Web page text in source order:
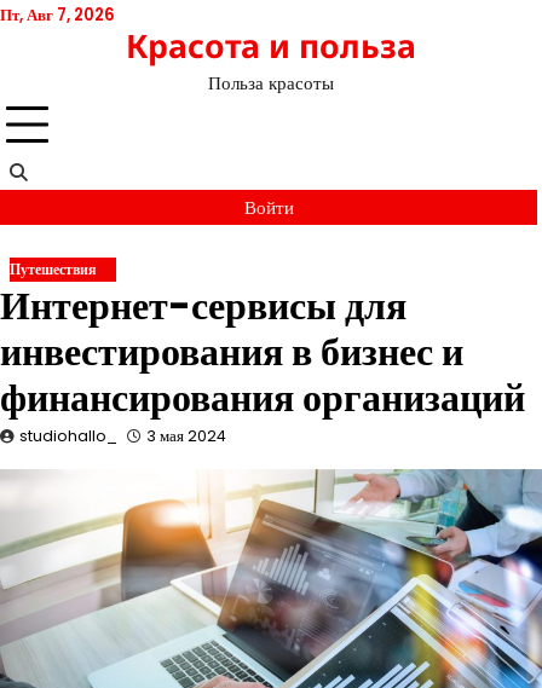
Перейти
Пт, Авг 7, 2026
Красота и польза
Польза красоты
Войти
Путешествия
Интернет-сервисы для
инвестирования в бизнес и
финансирования организаций
studiohallo_ 3 мая 2024